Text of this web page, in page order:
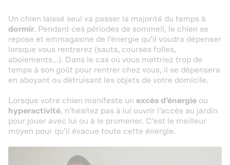
Un chien laissé seul va passer la majorité du temps à
dormir. Pendant ces périodes de sommeil, le chien se
repose et emmagasine de l’énergie qu’il voudra dépenser
lorsque vous rentrerez (sauts, courses folles,
aboiements…). Dans le cas où vous mettriez trop de
temps à son goût pour rentrer chez vous, il se dépensera
en aboyant ou détruisant les objets de votre domicile.
Lorsque votre chien manifeste un excès d’énergie ou
hyperactivité, n’hésitez pas à lui ouvrir l’accès au jardin
pour jouer avec lui ou à le promener. C’est le meilleur
moyen pour qu’il évacue toute cette énergie.